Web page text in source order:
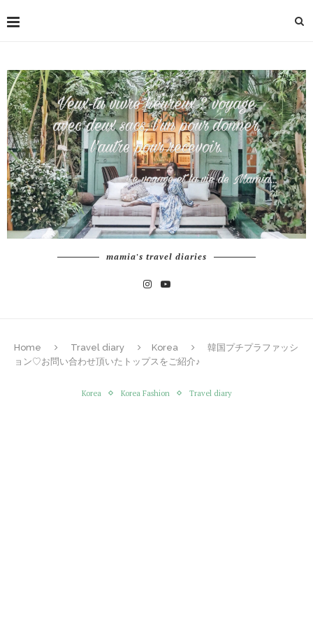
mamia's travel diaries
Home Travel diary Korea
韓国プチプラファッシ
ョン♡お問い合わせ頂いたトップスをご紹介♪
Korea Korea Fashion Travel diary